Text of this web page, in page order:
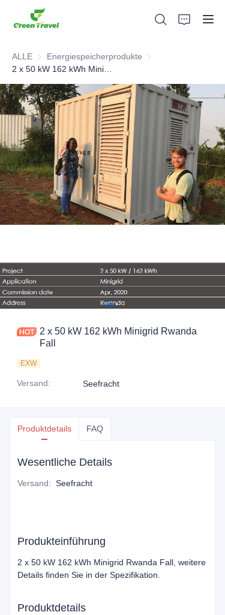
ALLE Energiespeicherprodukte
2 x 50 kW 162 kWh Minigrid Rwanda
Fall
EXW
Versand: Seefracht
Produktdetails FAQ
Wesentliche Details
Versand: Seefracht
Produkteinführung
2 x 50 kW 162 kWh Minigrid Rwanda Fall, weitere
Details finden Sie in der Spezifikation.
Produktdetails
Heim
Produkte
Über uns
Neuigkeiten und Kooperationsfälle
Fertigungsgrundlagen und -prozesse